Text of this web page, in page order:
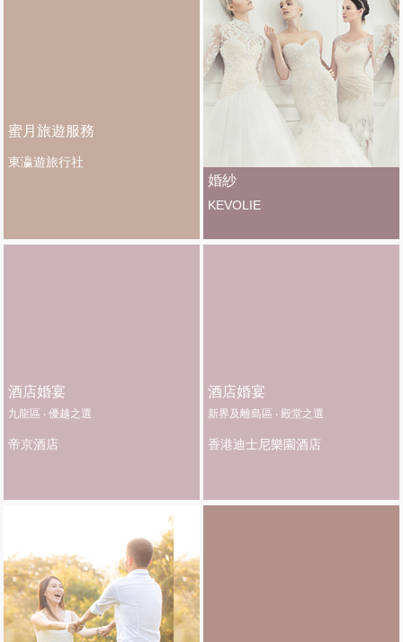
蜜月旅遊服務
東瀛遊旅行社
婚紗
KEVOLIE
酒店婚宴
九龍區 ‧ 優越之選
帝京酒店
酒店婚宴
新界及離島區 ‧ 殿堂之選
香港迪士尼樂園酒店